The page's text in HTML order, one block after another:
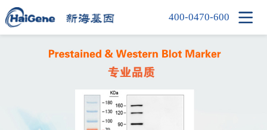
产品中心
400-0470-600 